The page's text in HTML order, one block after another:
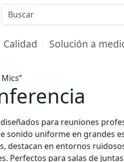
Calidad Solución a
para reuniones
sonido uniforme en grandes
destacan en entornos
Perfectos para salas de